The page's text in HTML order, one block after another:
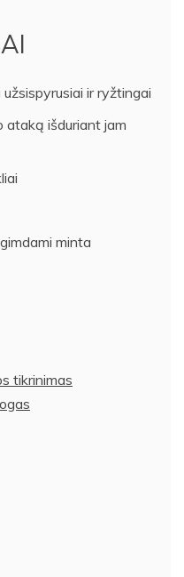
ir ryžtingai
ataką išduriant jam
minta
tikrinimas